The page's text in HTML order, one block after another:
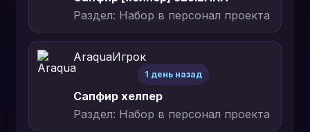
Раздел: Набор в персонал проекта
AraquaИгрок
1 день назад
Сапфир хелпер
Раздел: Набор в персонал проекта